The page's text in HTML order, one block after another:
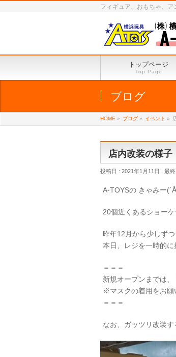
フィギュア、おもちゃ、ア
トップページ
Top Page
ブログ
HOME » ブログ » イベント »
店内改装の様子
投稿日 : 2021年1月11日 最
A-TOYSの きゃみー
20個近くあるショー
昨年12月から少しず
本日、レジを一時的に
＝＝＝
新規オープンまでは、
※マスクの着用をお願
＝＝＝
なお、ガッツリ改装す